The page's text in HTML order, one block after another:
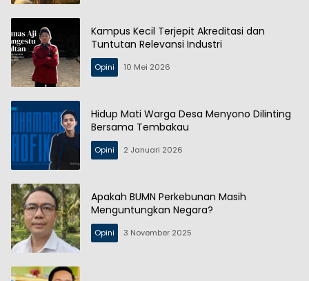
Kampus Kecil Terjepit Akreditasi dan
Tuntutan Relevansi Industri
Opini 10 Mei 2026
Hidup Mati Warga Desa Menyono Dilinting
Bersama Tembakau
Opini 2 Januari 2026
Apakah BUMN Perkebunan Masih
Menguntungkan Negara?
Opini 3 November 2025